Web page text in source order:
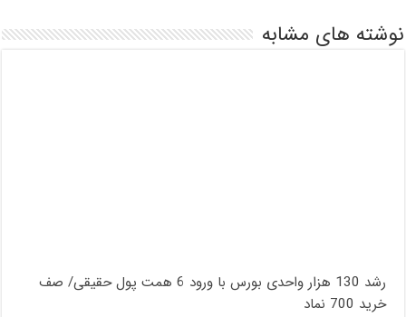
نوشته های مشابه
رشد 130 هزار واحدی بورس با ورود 6 همت پول حقیقی/ صف
خرید 700 نماد